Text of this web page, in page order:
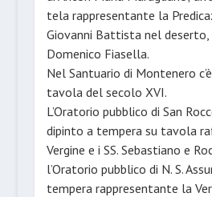
tela rappresentante la
Giovanni Battista nel
Domenico Fiasella.
Nel Santuario di Montenero
tavola del secolo XVI.
L’Oratorio pubblico di San
dipinto a tempera su tavola
Vergine e i SS. Sebastiano e
l’Oratorio pubblico di N. S.
tempera rappresentante la